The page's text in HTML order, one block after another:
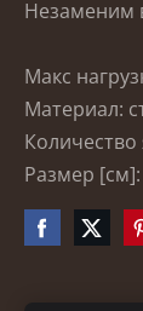
Незаменим
Макс
Материал:
Размер